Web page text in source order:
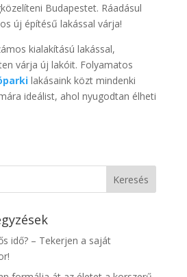
Budapestet. Ráadásul
új építésű lakással várja!
kialakítású lakással,
várja új lakóit. Folyamatos
lakásaink közt mindenki
ideálist, ahol nyugodtan élheti
idő? – Tekerjen a saját